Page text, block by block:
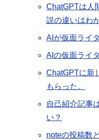
ChatGPTは人
説の違いはわ
AIが仮面ライ
AIの仮面ライ
ChatGPTに新
もらった。
自己紹介記事
い？
noteの投稿数